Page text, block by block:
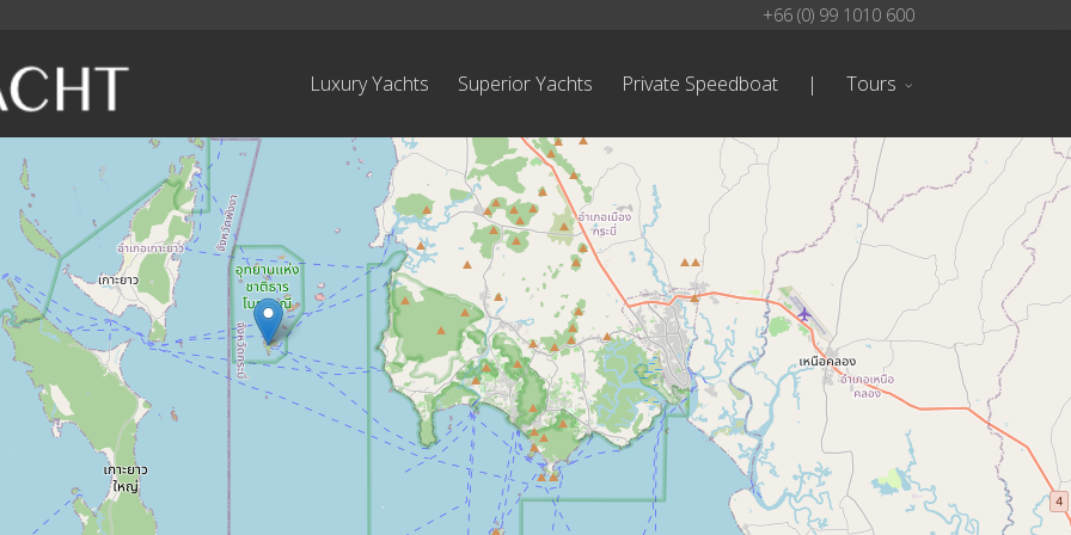
+66 (0) 99 1010 600
Luxury Yachts Superior Yachts Private Speedboat | Tours